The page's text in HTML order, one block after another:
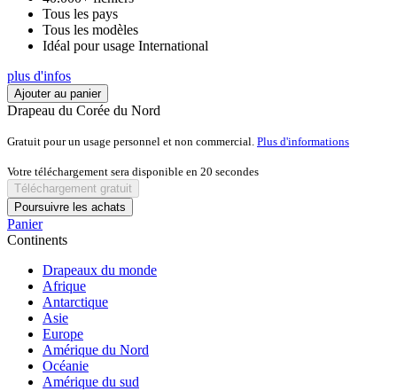
Tous les pays
Tous les modèles
Idéal pour usage International
plus d'infos
Ajouter au panier
Drapeau du Corée du Nord
Gratuit pour un usage personnel et non commercial. Plus d'informations
Votre téléchargement sera disponible en 20 secondes
Téléchargement gratuit
Poursuivre les achats
Panier
Continents
Drapeaux du monde
Afrique
Antarctique
Asie
Europe
Amérique du Nord
Océanie
Amérique du sud